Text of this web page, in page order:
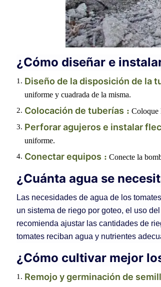
¿Cómo diseñar e
Diseño de la disposición de la
uniforme y cuadrada de la misma.
Colocación de tuberías : Coloque
Perforar agujeros e instalar
uniforme.
Conectar equipos : Conecte la
¿Cuánta agua se
Las necesidades de agua de los
un sistema de riego por goteo, el uso
recomienda ajustar las cantidades de
tomates reciban agua y nutrientes
¿Cómo cultivar mejor
Remojo y germinación de